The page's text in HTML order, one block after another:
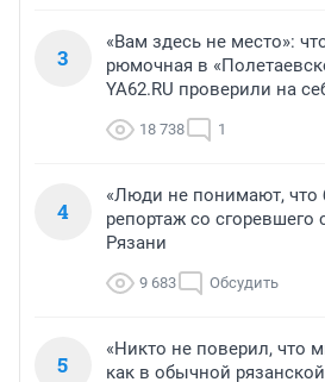
3
«Вам здесь не место»:
рюмочная в
YA62.RU проверили на
18 738 1
4
«Люди не понимают, что
репортаж со сгоревшего
Рязани
9 683 Обсудить
5
«Никто не поверил, что
как в обычной